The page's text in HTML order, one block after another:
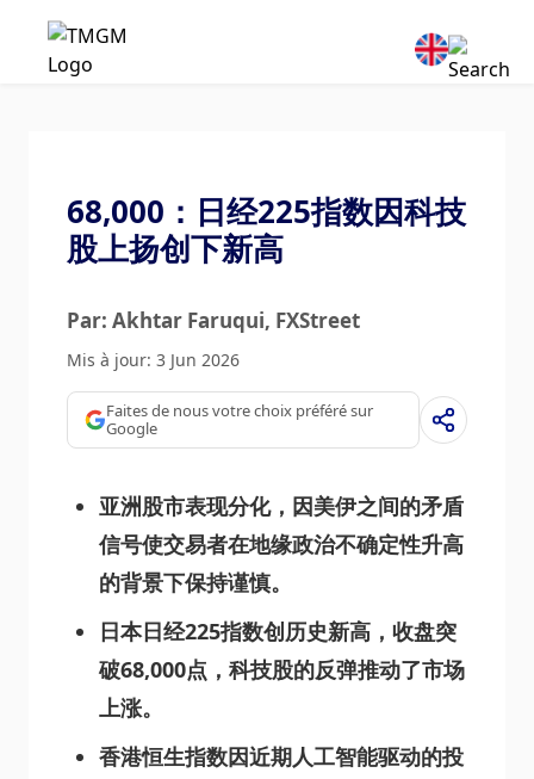
68,000：日经225指数因科技
股上扬创下新高
Par: Akhtar Faruqui, FXStreet
Mis à jour: 3 Jun 2026
Faites de nous votre choix préféré sur
Google
亚洲股市表现分化，因美伊之间的矛盾
信号使交易者在地缘政治不确定性升高
的背景下保持谨慎。
日本日经225指数创历史新高，收盘突
破68,000点，科技股的反弹推动了市场
上涨。
香港恒生指数因近期人工智能驱动的投